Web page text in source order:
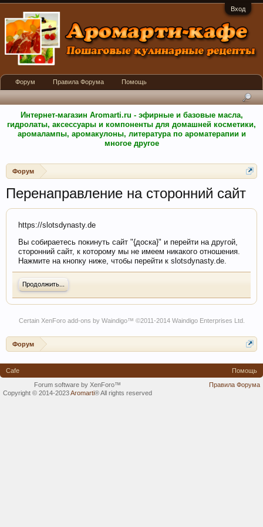
Вход
Интернет-магазин Aromarti.ru - эфирные и базовые масла,
гидролаты, аксессуары и компоненты для домашней косметики,
аромалампы, аромакулоны, литература по ароматерапии и
многое другое
Форум
Перенаправление на сторонний сайт
https://slotsdynasty.de
Вы собираетесь покинуть сайт "{доска}" и перейти на другой,
сторонний сайт, к которому мы не имеем никакого отношения.
Нажмите на кнопку ниже, чтобы перейти к slotsdynasty.de.
Продолжить...
Certain XenForo add-ons by Waindigo™ ©2011-2014 Waindigo Enterprises Ltd.
Форум
Форум Правила Форума Помощь
Cafe
Помощь
Правила Форума
Forum software by XenForo™
Copyright © 2014-2023Aromarti®All rights reserved